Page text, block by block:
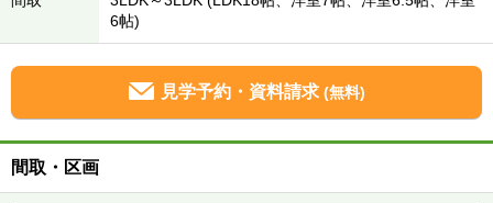
6帖)
見学予約・資料請求 (無料)
間取・区画